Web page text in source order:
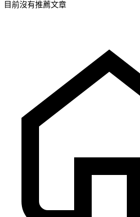
目前沒有推薦文章